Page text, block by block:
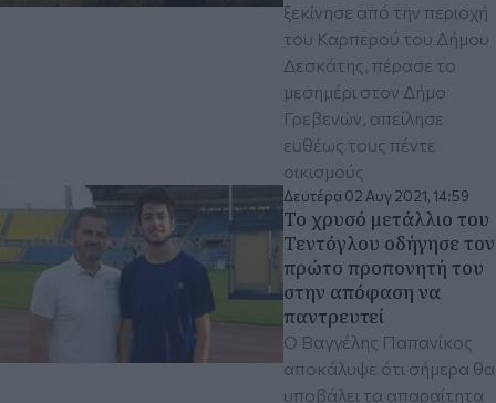
ξεκίνησε από την περιοχή
του Καρπερού του Δήμου
Δεσκάτης, πέρασε το
μεσημέρι στον Δήμο
Γρεβενών, απείλησε
ευθέως τους πέντε
οικισμούς
Δευτέρα 02 Αυγ 2021, 14:59
Το χρυσό μετάλλιο του
Τεντόγλου οδήγησε τον
πρώτο προπονητή του
στην απόφαση να
παντρευτεί
Ο Βαγγέλης Παπανίκος
αποκάλυψε ότι σήμερα θα
υποβάλει τα απαραίτητα